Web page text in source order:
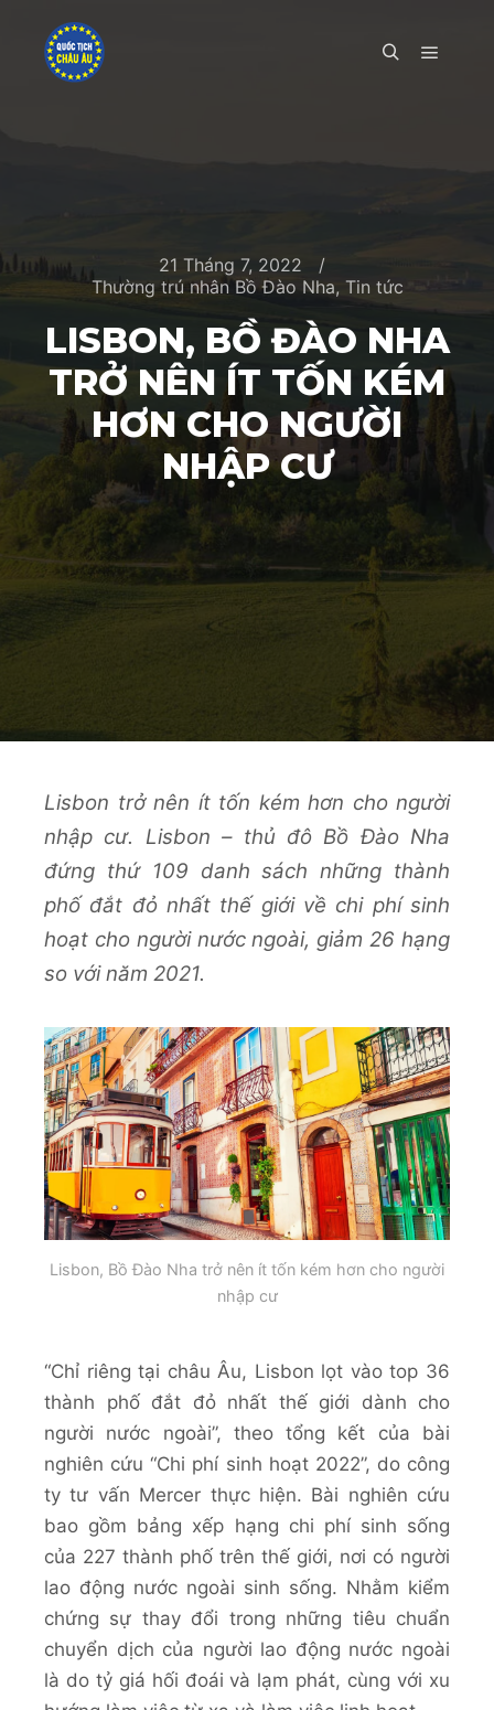
21 Tháng 7, 2022
Thường trú nhân Bồ Đào Nha, Tin tức
LISBON, BỒ ĐÀO NHA
TRỞ NÊN ÍT TỐN KÉM
HƠN CHO NGƯỜI
NHẬP CƯ
Lisbon trở nên ít tốn kém hơn cho người
nhập cư. Lisbon – thủ đô Bồ Đào Nha
đứng thứ 109 danh sách những thành
phố đắt đỏ nhất thế giới về chi phí sinh
hoạt cho người nước ngoài, giảm 26 hạng
so với năm 2021.
Lisbon, Bồ Đào Nha trở nên ít tốn kém hơn cho người
nhập cư
“Chỉ riêng tại châu Âu, Lisbon lọt vào top 36
thành phố đắt đỏ nhất thế giới dành cho
người nước ngoài”, theo tổng kết của bài
nghiên cứu “Chi phí sinh hoạt 2022”, do công
ty tư vấn Mercer thực hiện. Bài nghiên cứu
bao gồm bảng xếp hạng chi phí sinh sống
của 227 thành phố trên thế giới, nơi có người
lao động nước ngoài sinh sống. Nhằm kiểm
chứng sự thay đổi trong những tiêu chuẩn
chuyển dịch của người lao động nước ngoài
là do tỷ giá hối đoái và lạm phát, cùng với xu